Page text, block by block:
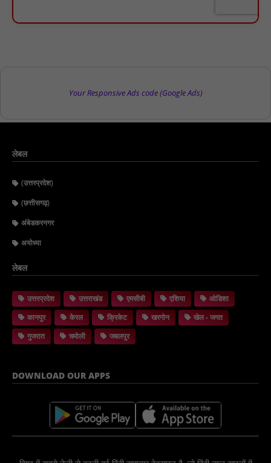
Your Responsive Ads code (Google Ads)
लेबल
(उत्तरप्रदेश)
(छत्तीसगढ़)
अंबेडकरनगर
अयोध्या
लेबल
उत्तरप्रदेश उत्तराखंड एमसीबी एशिया
ओडिशा
कानपुर
केरल क्रिकेट खरगोन
खेल - जगत
गुजरात
चमोली जबलपुर
DOWNLOAD OUR APPS